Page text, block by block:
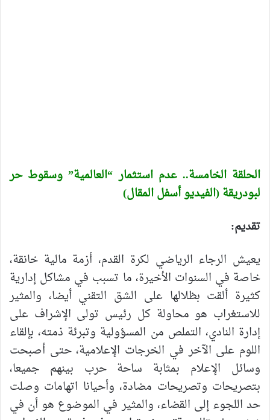
الحلقة الخامسة.. عدم استثمار “العالمية” وسقوط حر
لبودريقة (الفيديو أسفل المقال)
تقديم:
يعيش الرجاء الرياضي لكرة القدم، أزمة مالية خانقة،
خاصة في السنوات الأخيرة، ما تسبب في مشاكل إدارية
كثيرة ألقت بظلالها على الشق التقني أيضا، والمثير
للاستغراب هو محاولة كل رئيس تولى الإشراف على
إدارة النادي، التملص من المسؤولية وتبرئة ذمته، بإلقاء
اللوم على الآخر في الخرجات الإعلامية، حتى أصبحت
وسائل الإعلام بمثابة ساحة حرب بينهم جميعا،
بتصريحات وتصريحات مضادة، وأحيانا اتهامات وصلت
حد اللجوء إلى القضاء، والمثير في الموضوع هو أن في